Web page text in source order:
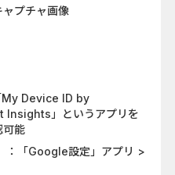
ャプチャ画像
My Device ID by
Insights」というアプリを
可能
：「Google設定」アプリ >